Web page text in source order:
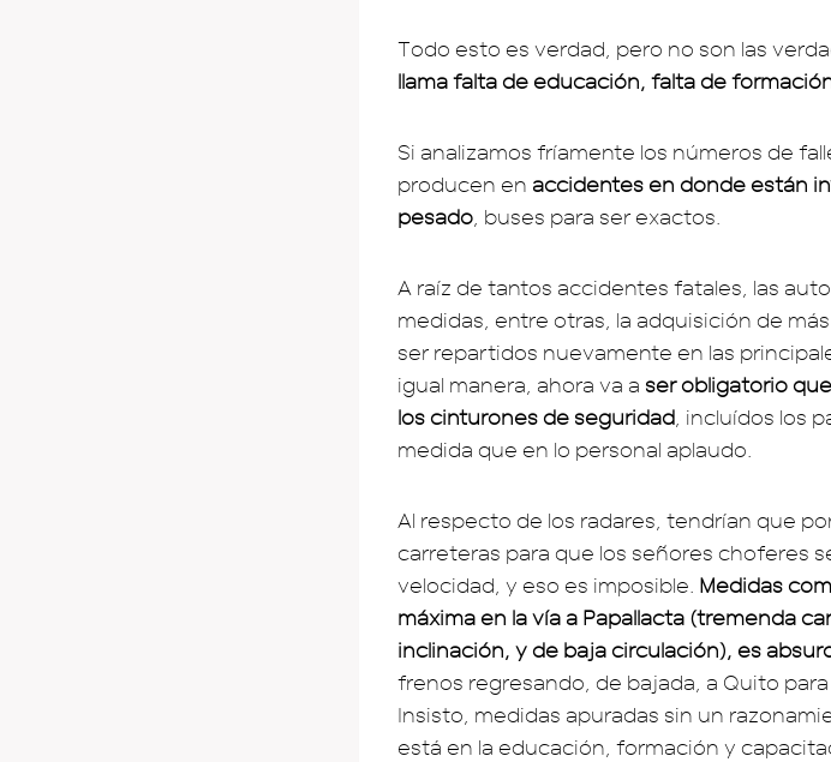
Todo esto es verdad, pero no son las
llama falta de educación, falta de
Si analizamos fríamente los números de
producen en accidentes en donde están
pesado , buses para ser exactos.
A raíz de tantos accidentes fatales, las
medidas, entre otras, la adquisición de
ser repartidos nuevamente en las
igual manera, ahora va a ser obligatorio
los cinturones de seguridad , incluídos los
medida que en lo personal aplaudo.
Al respecto de los radares, tendrían que
carreteras para que los señores choferes
velocidad, y eso es imposible. Medidas
máxima en la vía a Papallacta (tremenda
inclinación, y de baja circulación), es
frenos regresando, de bajada, a Quito
Insisto, medidas apuradas sin un
está en la educación, formación y